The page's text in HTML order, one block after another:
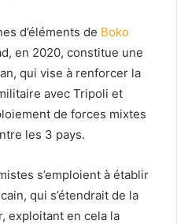
d’éléments de Boko
en 2020, constitue une
qui vise à renforcer la
avec Tripoli et
de forces mixtes
les 3 pays.
s’emploient à établir
qui s’étendrait de la
exploitant en cela la